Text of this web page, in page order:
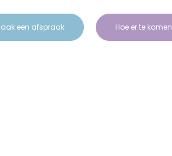
een afspraak Hoe er te komen